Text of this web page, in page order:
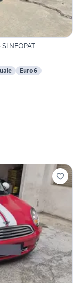
NEOPAT
Euro 6